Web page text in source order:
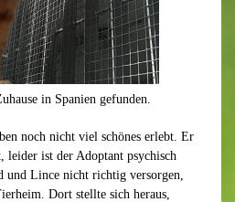
in Spanien gefunden.
noch nicht viel schönes erlebt. Er
leider ist der Adoptant psychisch
und Lince nicht richtig versorgen,
Dort stellte sich heraus,